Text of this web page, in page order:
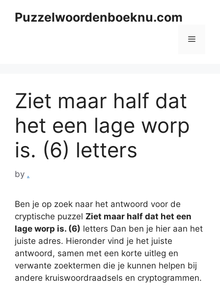
Puzzelwoordenboeknu.com
Menu
Ziet maar half dat
het een lage worp
is. (6) letters
by .
Ben je op zoek naar het antwoord voor de
cryptische puzzel Ziet maar half dat het een
lage worp is. (6) letters Dan ben je hier aan het
juiste adres. Hieronder vind je het juiste
antwoord, samen met een korte uitleg en
verwante zoektermen die je kunnen helpen bij
andere kruiswoordraadsels en cryptogrammen.